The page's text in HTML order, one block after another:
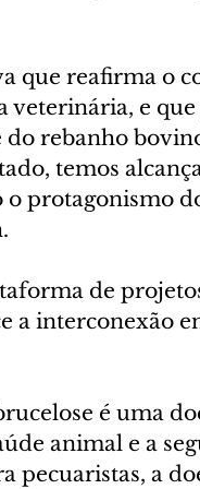
que reafirma o
veterinária, e
rebanho
temos
protagonismo
de
a interconexão
é uma
animal e a
pecuaristas, a